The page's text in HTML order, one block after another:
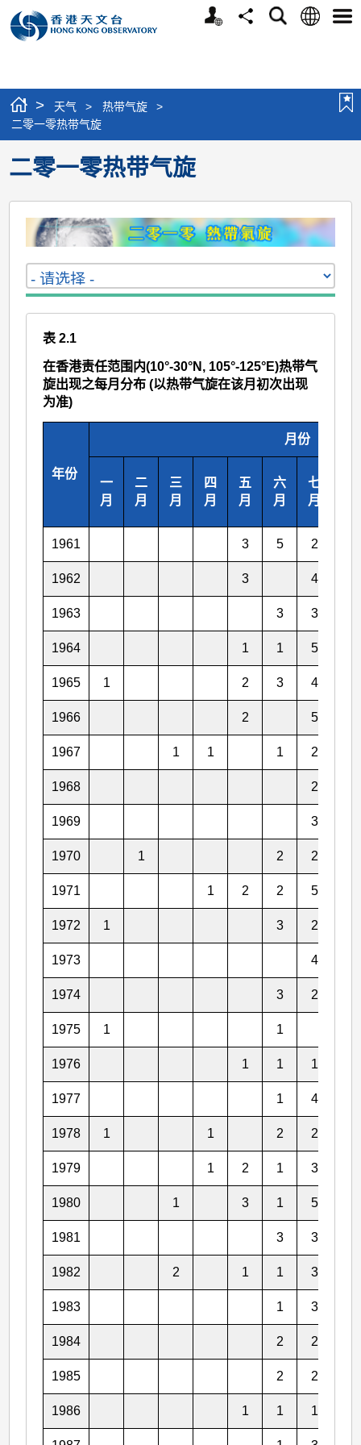
个
分
搜
语
选
> 天气 > 热带气旋
>
二零一零热带气旋
二零一零热带气旋
表 2.1
在香港责任范围内(10°-30°N, 105°-125°E)热带气
旋出现之每月分布 (以热带气旋在该月初次出现
为准)
年份
月份
一
月
二
月
三
月
四
月
五
月
六
月
七
月
1961 3 5 2
1962 3 4
1963 3 3
1964 1 1 5
1965 1 2 3 4
1966 2 5
1967 1 1 1 2
1968 2
1969 3
1970 1 2 2
1971 1 2 2 5
1972 1 3 2
1973 4
1974 3 2
1975 1 1
1976 1 1 1
1977 1 4
1978 1 1 2 2
1979 1 2 1 3
1980 1 3 1 5
1981 3 3
1982 2 1 1 3
1983 1 3
1984 2 2
1985 2 2
1986 1 1 1